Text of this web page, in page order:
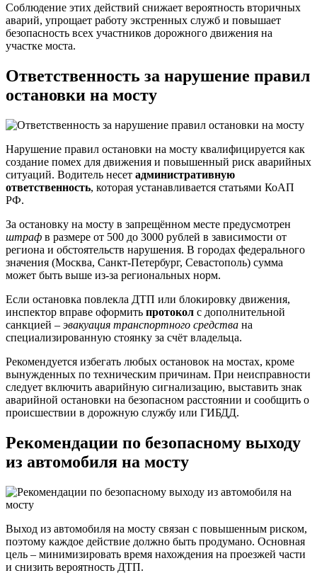
Соблюдение этих действий снижает вероятность вторичных
аварий, упрощает работу экстренных служб и повышает
безопасность всех участников дорожного движения на
участке моста.
Ответственность за нарушение правил
остановки на мосту
Нарушение правил остановки на мосту квалифицируется как
создание помех для движения и повышенный риск аварийных
ситуаций. Водитель несет административную
ответственность, которая устанавливается статьями КоАП
РФ.
За остановку на мосту в запрещённом месте предусмотрен
штраф в размере от 500 до 3000 рублей в зависимости от
региона и обстоятельств нарушения. В городах федерального
значения (Москва, Санкт-Петербург, Севастополь) сумма
может быть выше из-за региональных норм.
Если остановка повлекла ДТП или блокировку движения,
инспектор вправе оформить протокол с дополнительной
санкцией – эвакуация транспортного средства на
специализированную стоянку за счёт владельца.
Рекомендуется избегать любых остановок на мостах, кроме
вынужденных по техническим причинам. При неисправности
следует включить аварийную сигнализацию, выставить знак
аварийной остановки на безопасном расстоянии и сообщить о
происшествии в дорожную службу или ГИБДД.
Рекомендации по безопасному выходу
из автомобиля на мосту
Выход из автомобиля на мосту связан с повышенным риском,
поэтому каждое действие должно быть продумано. Основная
цель – минимизировать время нахождения на проезжей части
и снизить вероятность ДТП.